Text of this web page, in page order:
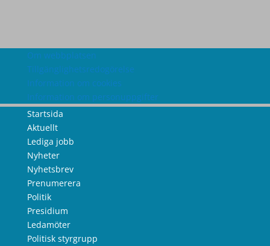
Om webbplatsen
Tillgänglighetsredogörelse
Information om cookies
Information om personuppgifter
Startsida
Aktuellt
Lediga jobb
Nyheter
Nyhetsbrev
Prenumerera
Politik
Presidium
Ledamöter
Politisk styrgrupp